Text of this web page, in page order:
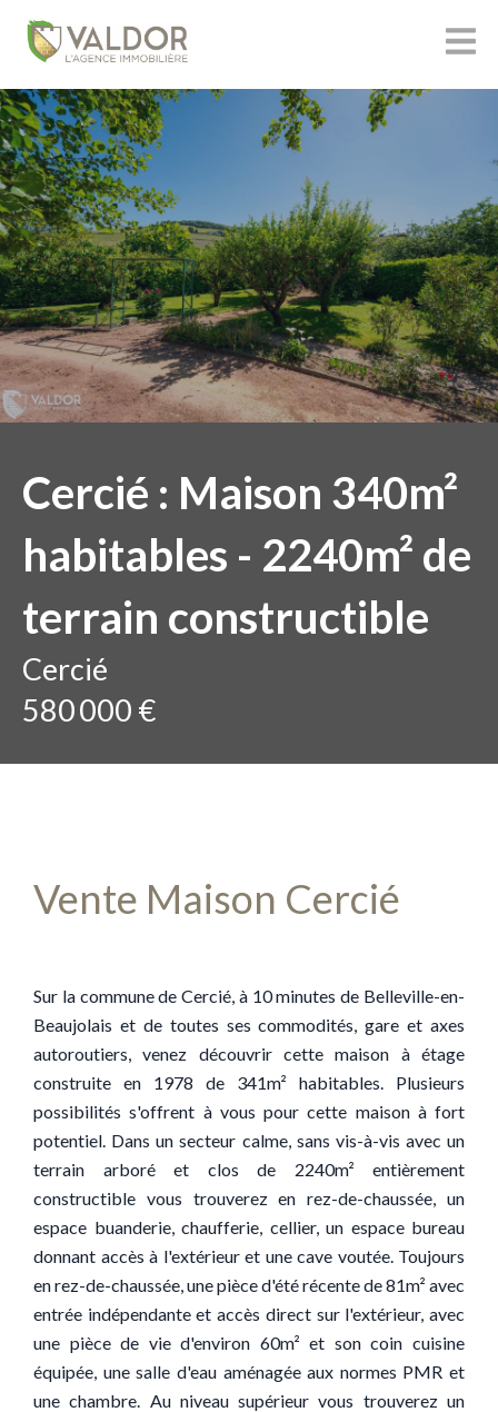
Cercié : Maison 340m²
habitables - 2240m² de
terrain constructible
Cercié
580 000 €
Vente Maison Cercié
Sur la commune de Cercié, à 10 minutes de Belleville-en-
Beaujolais et de toutes ses commodités, gare et axes
autoroutiers, venez découvrir cette maison à étage
construite en 1978 de 341m² habitables. Plusieurs
possibilités s'offrent à vous pour cette maison à fort
potentiel. Dans un secteur calme, sans vis-à-vis avec un
terrain arboré et clos de 2240m² entièrement
constructible vous trouverez en rez-de-chaussée, un
espace buanderie, chaufferie, cellier, un espace bureau
donnant accès à l'extérieur et une cave voutée. Toujours
en rez-de-chaussée, une pièce d'été récente de 81m² avec
entrée indépendante et accès direct sur l'extérieur, avec
une pièce de vie d'environ 60m² et son coin cuisine
équipée, une salle d'eau aménagée aux normes PMR et
une chambre. Au niveau supérieur vous trouverez un